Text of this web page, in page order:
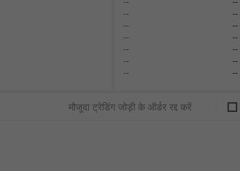
--
--
--
--
--
--
--
--
--
--
--
--
--
--
मौजूदा ट्रेडिंग जोड़ी के ऑर्डर रद्द करें